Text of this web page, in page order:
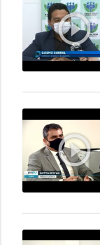
play_circle_outline
play_circle_outline